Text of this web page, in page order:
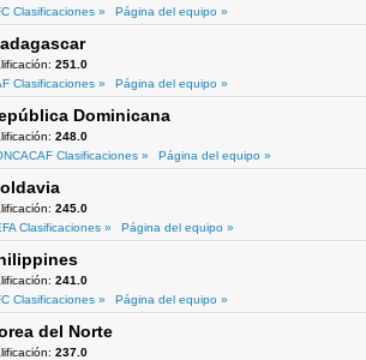
Clasificaciones »
Página del equipo »
251.0
Clasificaciones »
Página del equipo »
Dominicana
248.0
Clasificaciones »
Página del equipo »
245.0
Clasificaciones »
Página del equipo »
241.0
Clasificaciones »
Página del equipo »
del Norte
237.0